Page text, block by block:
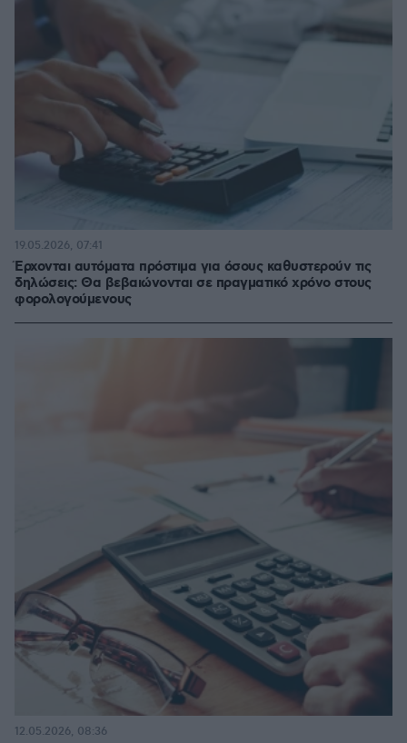
Έρχονται αυτόματα πρόστιμα για όσους καθυστερούν τις
δηλώσεις: Θα βεβαιώνονται σε πραγματικό χρόνο στους
φορολογούμενους
19.05.2026, 07:41
12.05.2026, 08:36